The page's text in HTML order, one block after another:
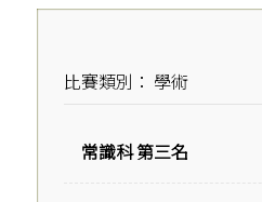
比賽類別： 學術
常識科 第三名